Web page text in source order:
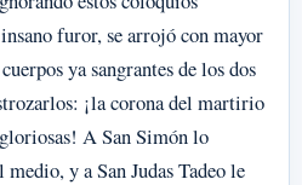
furor, se arrojó con mayor
ya sangrantes de los dos
¡la corona del martirio
A San Simón lo
y a San Judas Tadeo le